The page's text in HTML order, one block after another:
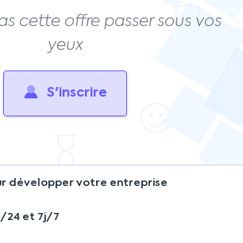
cette offre passer sous vos
yeux
S'inscrire
développer votre entreprise
24 et 7j/7